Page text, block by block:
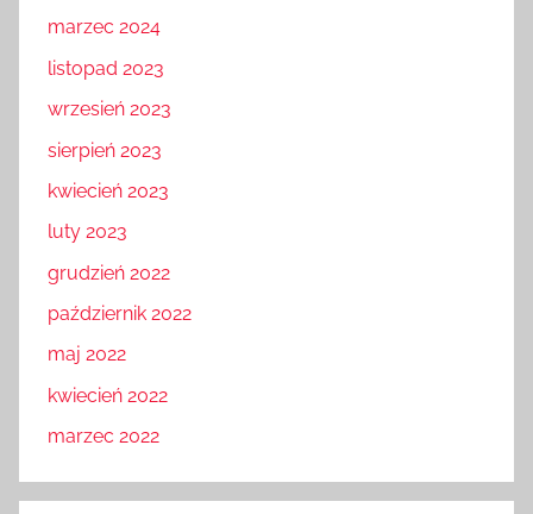
marzec 2024
listopad 2023
wrzesień 2023
sierpień 2023
kwiecień 2023
luty 2023
grudzień 2022
październik 2022
maj 2022
kwiecień 2022
marzec 2022